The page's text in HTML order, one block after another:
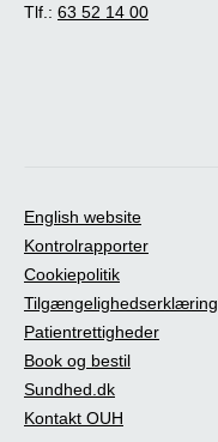
Tlf.: 63 52 14 00
English website
Kontrolrapporter
Cookiepolitik
Tilgængelighedserklæring
Patientrettigheder
Book og bestil
Sundhed.dk
Kontakt OUH